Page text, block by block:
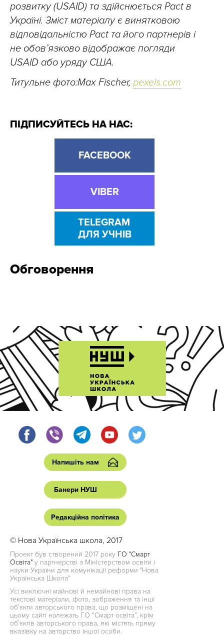
розвитку (USAID) та здійснюється Pact в
Україні. Зміст матеріалу є винятковою
відповідальністю Pact та його партнерів і
не обов’язково відображає погляди
USAID або уряду США.
Титульне фото:Max Fischer, pexels.com
ПІДПИСУЙТЕСЬ НА НАС:
FACEBOOK
VIBER
TELEGRAM
ДЛЯ УЧНІВ
Обговорення
Напишіть нам
Банери НУШ
Редакційна політика
© Нова Українська школа, 2017
Проект був створений 2017 року ГО "Смарт
Освіта" у партнерстві з Міністерством освіти і
науки України для комунікації реформи "Нова
Українська Школа"
Усі виключні майнові й немайнові права на
текстові матеріали, фото, зображення та інші
об’єкти авторського права, що розміщені на
цьому сайті належать ГО “Смарт освіта”, крім
об’єктів авторського права, які містять пряму
вказівку на авторство іншої особи.